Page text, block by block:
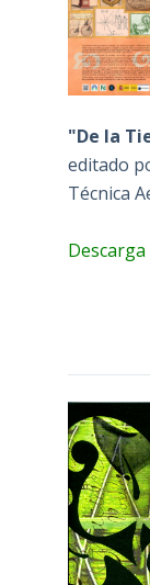
"De la
editado
Técnica